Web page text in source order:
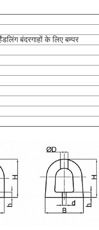
बंदरगाहों के लिए बम्पर